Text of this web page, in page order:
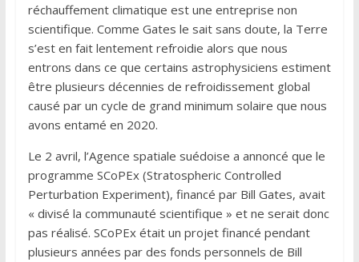
réchauffement climatique est une entreprise non
scientifique. Comme Gates le sait sans doute, la Terre
s’est en fait lentement refroidie alors que nous
entrons dans ce que certains astrophysiciens estiment
être plusieurs décennies de refroidissement global
causé par un cycle de grand minimum solaire que nous
avons entamé en 2020.
Le 2 avril, l’Agence spatiale suédoise a annoncé que le
programme SCoPEx (Stratospheric Controlled
Perturbation Experiment), financé par Bill Gates, avait
« divisé la communauté scientifique » et ne serait donc
pas réalisé. SCoPEx était un projet financé pendant
plusieurs années par des fonds personnels de Bill